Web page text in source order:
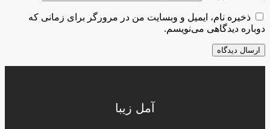
ذخیره نام، ایمیل و وبسایت من در مرورگر برای زمانی که
دوباره دیدگاهی می‌نویسم.
آمل زیبا